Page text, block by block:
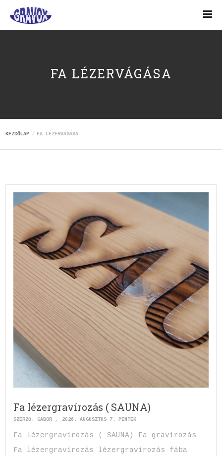
FA LÉZERVÁGÁSA
KEZDŐLAP FA LÉZERVÁGÁSA
Fa lézergravírozás ( SAUNA)
SZERZŐ:GABOR 2026. AUGUSZTUS 7. PÉNTEK
Fa lézergravírozás ( SAUNA) Fa gravírozás
Fa lézergravírozás lézergravírozás fába